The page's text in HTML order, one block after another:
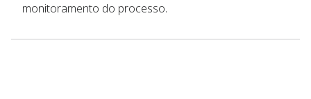
monitoramento do processo.